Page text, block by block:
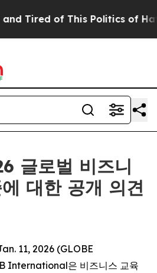
Tired of This Politics of
글로벌 비즈니
대한 공개 의견
11, 2026 (GLOBE
International은 비즈니스 교육